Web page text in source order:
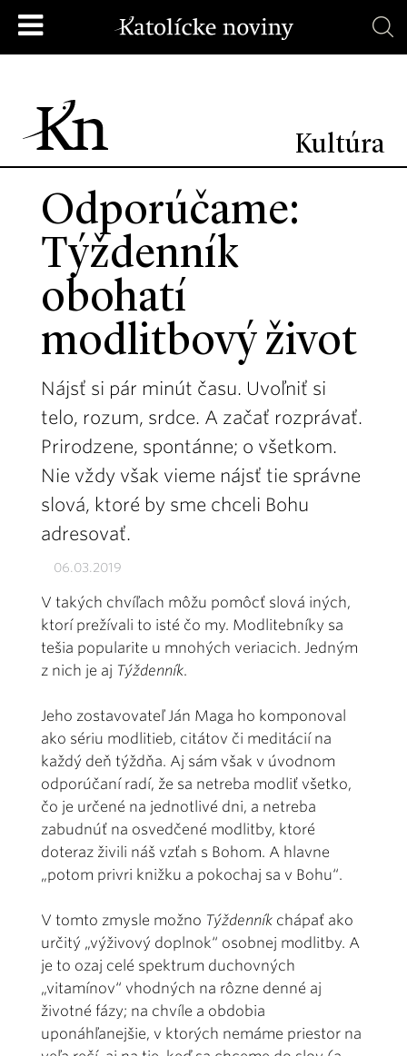
Kultúra
Odporúčame:
Týždenník
obohatí
modlitbový život
Nájsť si pár minút času. Uvoľniť si
telo, rozum, srdce. A začať rozprávať.
Prirodzene, spontánne; o všetkom.
Nie vždy však vieme nájsť tie správne
slová, ktoré by sme chceli Bohu
adresovať.
06.03.2019
V takých chvíľach môžu pomôcť slová iných,
ktorí prežívali to isté čo my. Modlitebníky sa
tešia popularite u mnohých veriacich. Jedným
z nich je aj Týždenník.
Jeho zostavovateľ Ján Maga ho komponoval
ako sériu modlitieb, citátov či meditácií na
každý deň týždňa. Aj sám však v úvodnom
odporúčaní radí, že sa netreba modliť všetko,
čo je určené na jednotlivé dni, a netreba
zabudnúť na osvedčené modlitby, ktoré
doteraz živili náš vzťah s Bohom. A hlavne
„potom privri knižku a pokochaj sa v Bohu“.
V tomto zmysle možno Týždenník chápať ako
určitý „výživový doplnok“ osobnej modlitby. A
je to ozaj celé spektrum duchovných
„vitamínov“ vhodných na rôzne denné aj
životné fázy; na chvíle a obdobia
uponáhľanejšie, v ktorých nemáme priestor na